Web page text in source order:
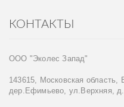
КОНТАКТЫ
ООО "Эколес Запад"
143615, Московская область,
дер.Ефимьево, ул.Верхняя,